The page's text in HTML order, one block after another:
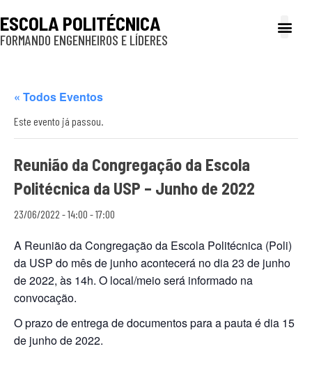
ESCOLA POLITÉCNICA
FORMANDO ENGENHEIROS E LÍDERES
« Todos Eventos
Este evento já passou.
Reunião da Congregação da Escola
Politécnica da USP – Junho de 2022
23/06/2022 - 14:00 -17:00
A Reunião da Congregação da Escola Politécnica (Poli)
da USP do mês de junho acontecerá no dia 23 de junho
de 2022, às 14h. O local/meio será informado na
convocação.
O prazo de entrega de documentos para a pauta é dia 15
de junho de 2022.